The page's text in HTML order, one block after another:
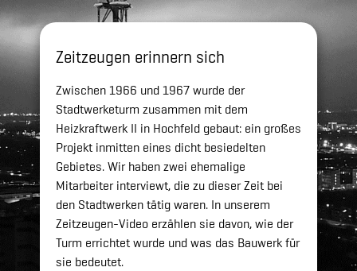
Zeitzeugen erinnern sich
Zwischen 1966 und 1967 wurde der
Stadtwerketurm zusammen mit dem
Heizkraftwerk II in Hochfeld gebaut: ein großes
Projekt inmitten eines dicht besiedelten
Gebietes. Wir haben zwei ehemalige
Mitarbeiter interviewt, die zu dieser Zeit bei
den Stadtwerken tätig waren. In unserem
Zeitzeugen-Video erzählen sie davon, wie der
Turm errichtet wurde und was das Bauwerk für
sie bedeutet.